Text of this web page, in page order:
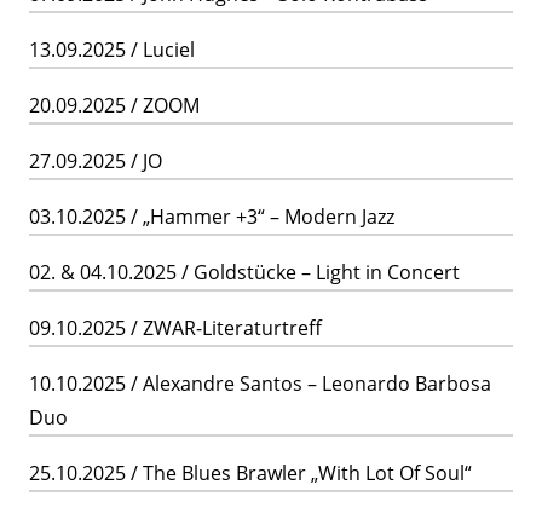
13.09.2025 / Luciel
20.09.2025 / ZOOM
27.09.2025 / JO
03.10.2025 / „Hammer +3“ – Modern Jazz
02. & 04.10.2025 / Goldstücke – Light in Concert
09.10.2025 / ZWAR-Literaturtreff
10.10.2025 / Alexandre Santos – Leonardo Barbosa
Duo
25.10.2025 / The Blues Brawler „With Lot Of Soul“